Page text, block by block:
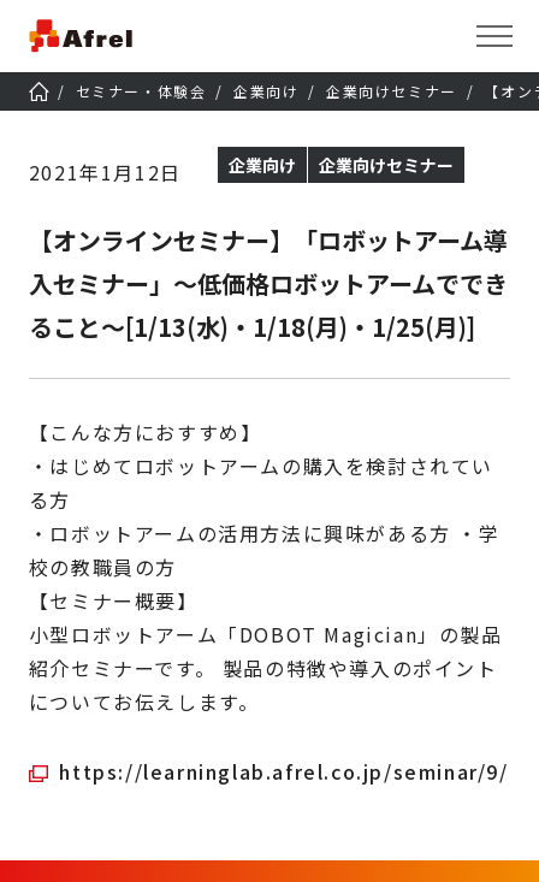
セミナー・体験会 企業向け 企業向けセミナー 【オ
2021年1月12日 企業向け 企業向けセミナー
【オンラインセミナー】「ロボットアーム導
入セミナー」～低価格ロボットアームででき
ること～[1/13(水)・1/18(月)・1/25(月)]
【こんな方におすすめ】
・はじめてロボットアームの購入を検討されてい
る方
・ロボットアームの活用方法に興味がある方 ・学
校の教職員の方
【セミナー概要】
小型ロボットアーム「DOBOT Magician」の製品
紹介セミナーです。 製品の特徴や導入のポイント
についてお伝えします。
https://learninglab.afrel.co.jp/seminar/9/